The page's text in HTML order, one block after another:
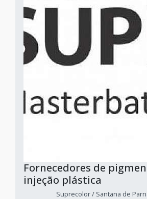
Fornecedores de
injeção plástica
Suprecolor / Santana de